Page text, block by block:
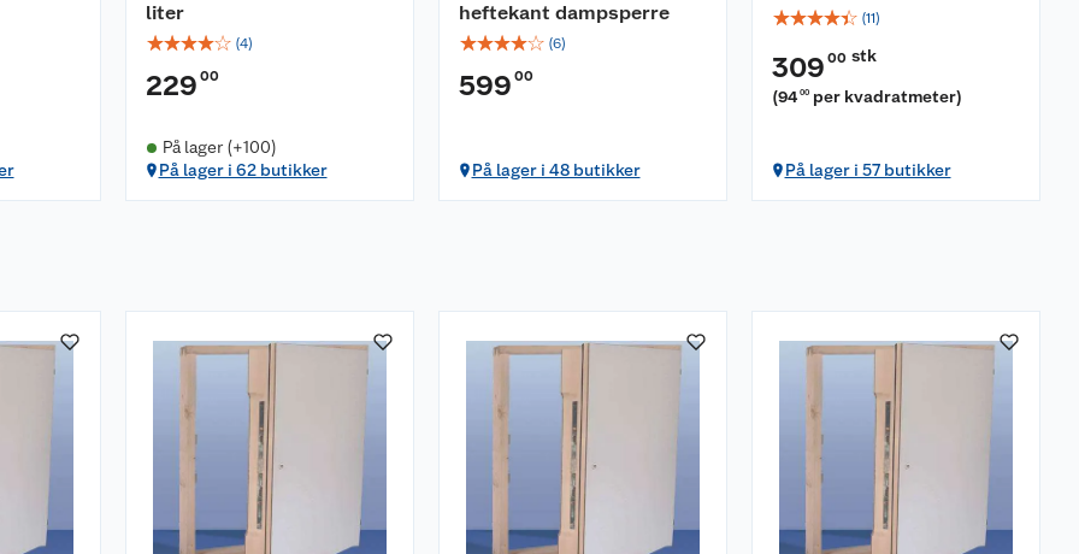
liter
☆☆☆☆☆ (4)
229 00
På lager (+100)
På lager i 62 butikker
heftekant dampsperre
☆☆☆☆☆ (6)
599 00
På lager i 48 butikker
☆☆☆☆☆ (11)
309 00 stk
(94 00 per kvadratmeter)
På lager i 57 butikker